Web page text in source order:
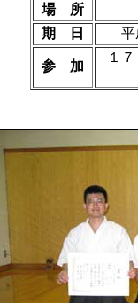
場 所
期 日
平
参 加
１